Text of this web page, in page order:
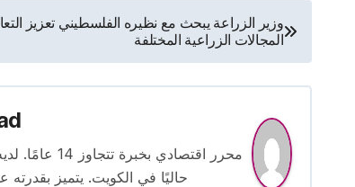
تصفّح
المقالات
وزير الزراعة يبحث مع نظيره الفلسطيني تعزيز
المجالات الزراعية المختلفة
محرر
حاليًا في الكويت. يتميز بقدرته